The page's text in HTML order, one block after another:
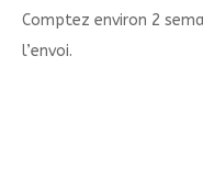
Comptez environ 2
l’envoi.